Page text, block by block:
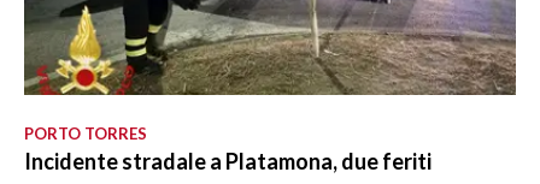
PORTO TORRES
Incidente stradale a Platamona, due feriti